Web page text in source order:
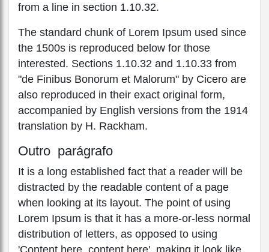
from a line in section 1.10.32.
The standard chunk of Lorem Ipsum used since
the 1500s is reproduced below for those
interested. Sections 1.10.32 and 1.10.33 from
"de Finibus Bonorum et Malorum" by Cicero are
also reproduced in their exact original form,
accompanied by English versions from the 1914
translation by H. Rackham.
Outro parágrafo
It is a long established fact that a reader will be
distracted by the readable content of a page
when looking at its layout. The point of using
Lorem Ipsum is that it has a more-or-less normal
distribution of letters, as opposed to using
'Content here, content here', making it look like